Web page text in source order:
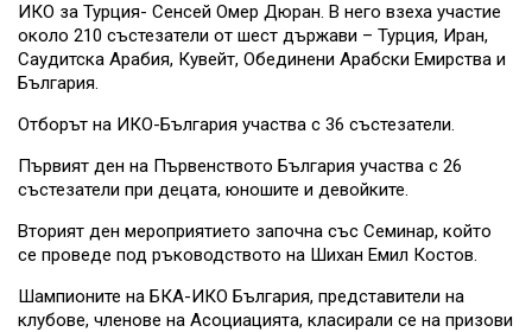
ИКО за Турция- Сенсей Омер Дюран. В него взеха участие
около 210 състезатели от шест държави – Турция, Иран,
Саудитска Арабия, Кувейт, Обединени Арабски Емирства и
България.
Отборът на ИКО-България участва с 36 състезатели.
Първият ден на Първенството България участва с 26
състезатели при децата, юношите и девойките.
Вторият ден мероприятието започна със Семинар, който
се проведе под ръководството на Шихан Емил Костов.
Шампионите на БКА-ИКО България, представители на
клубове, членове на Асоциацията, класирали се на призови